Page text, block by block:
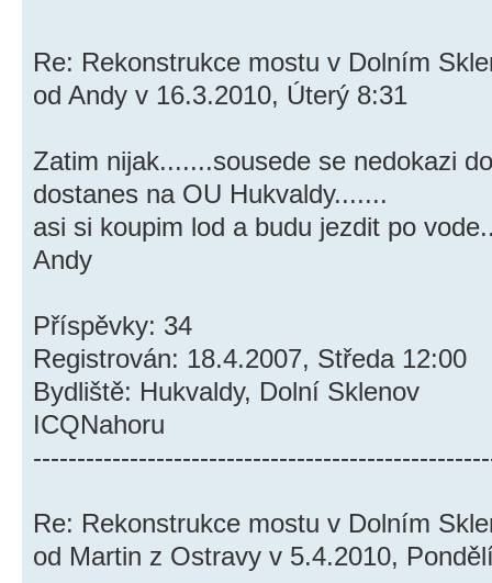
Re: Rekonstrukce mostu v Dolním
od Andy v 16.3.2010, Úterý 8:31
Zatim nijak.......sousede se nedokazi
dostanes na OU Hukvaldy.......
asi si koupim lod a budu jezdit po
Andy
Příspěvky: 34
Registrován: 18.4.2007, Středa 12:00
Bydliště: Hukvaldy, Dolní Sklenov
ICQNahoru
Re: Rekonstrukce mostu v Dolním
od Martin z Ostravy v 5.4.2010,